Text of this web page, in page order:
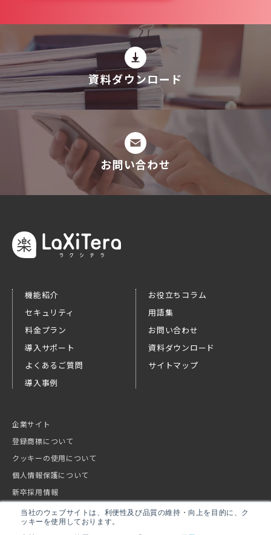
当社のウェブサイトは、利便性及び品質の維持・向上を目的に、ク
ッキーを使用しております。
資料ダウンロード
お問い合わせ
機能紹介
セキュリティ
料金プラン
導入サポート
よくあるご質問
導入事例
お役立ちコラム
用語集
お問い合わせ
資料ダウンロード
サイトマップ
企業サイト
登録商標について
クッキーの使用について
個人情報保護について
新卒採用情報
キャリア採用情報